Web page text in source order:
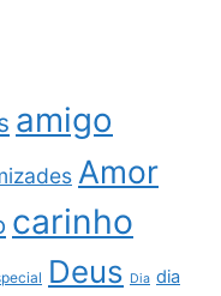
amigo
Amor
carinho
Deus Dia dia